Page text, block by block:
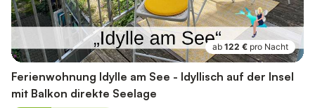
ab 122 € pro Nacht
Ferienwohnung Idylle am See - Idyllisch auf der Insel
mit Balkon direkte Seelage